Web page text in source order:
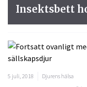
Insektsbett
5 juli, 2018 Djurens hälsa